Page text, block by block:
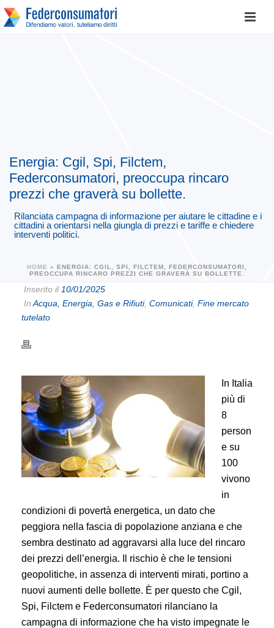
Energia: Cgil, Spi, Filctem,
Federconsumatori, preoccupa rincaro
prezzi che graverà su bollette.
Rilanciata campagna di informazione per aiutare le cittadine e i
cittadini a orientarsi nella giungla di prezzi e tariffe e chiedere
interventi politici.
HOME » ENERGIA: CGIL, SPI, FILCTEM, FEDERCONSUMATORI,
PREOCCUPA RINCARO PREZZI CHE GRAVERÀ SU BOLLETTE.
Inserito il 10/01/2025
In Acqua, Energia, Gas e Rifiuti, Comunicati, Fine mercato
tutelato
In Italia
più di
8
person
e su
100
vivono
in
condizioni di povertà energetica, un dato che
peggiora nella fascia di popolazione anziana e che
sembra destinato ad aggravarsi alla luce del rincaro
dei prezzi dell’energia. Il rischio è che le tensioni
geopolitiche, in assenza di interventi mirati, portino a
nuovi aumenti delle bollette. È per questo che Cgil,
Spi, Filctem e Federconsumatori rilanciano la
campagna di informazione che ha visto impegnate le